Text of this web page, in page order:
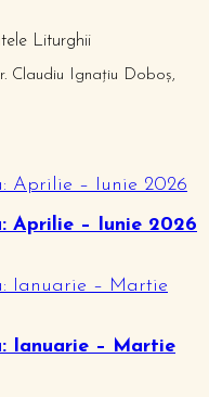
Liturghii
Claudiu Ignațiu Doboș,
Aprilie – Iunie 2026
Ianuarie – Martie